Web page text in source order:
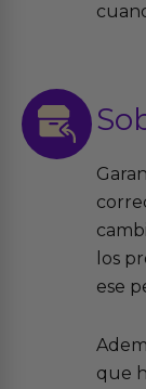
los
ese
que